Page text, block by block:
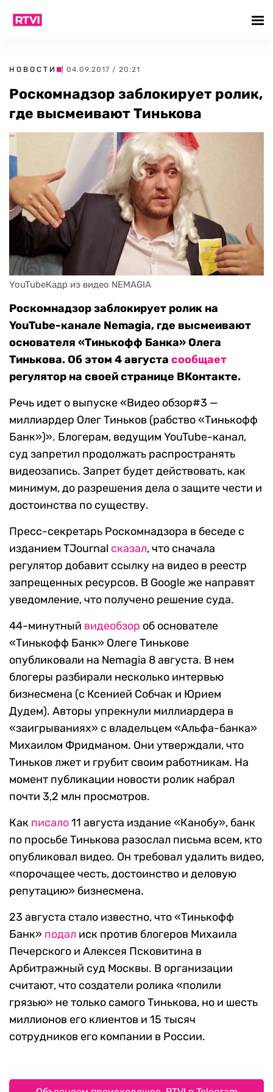
НОВОСТИ | 04.09.2017 / 20:21
Роскомнадзор заблокирует ролик,
где высмеивают Тинькова
YouTubeКадр из видео NEMAGIA
Роскомнадзор заблокирует ролик на
YouTube-канале Nemagia, где высмеивают
основателя «Тинькофф Банка» Олега
Тинькова. Об этом 4 августа сообщает
регулятор на своей странице ВКонтакте.
Речь идет о выпуске «Видео обзор#3 —
миллиардер Олег Тиньков (рабство «Тинькофф
Банк»)». Блогерам, ведущим YouTube-канал,
суд запретил продолжать распространять
видеозапись. Запрет будет действовать, как
минимум, до разрешения дела о защите чести и
достоинства по существу.
Пресс-секретарь Роскомнадзора в беседе с
изданием TJournal сказал, что сначала
регулятор добавит ссылку на видео в реестр
запрещенных ресурсов. В Google же направят
уведомление, что получено решение суда.
44-минутный видеобзор об основателе
«Тинькофф Банк» Олеге Тинькове
опубликовали на Nemagia 8 августа. В нем
блогеры разбирали несколько интервью
бизнесмена (с Ксенией Собчак и Юрием
Дудем). Авторы упрекнули миллиардера в
«заигрываниях» с владельцем «Альфа-банка»
Михаилом Фридманом. Они утверждали, что
Тиньков лжет и грубит своим работникам. На
момент публикации новости ролик набрал
почти 3,2 млн просмотров.
Как писало11 августа издание «Канобу», банк
по просьбе Тинькова разослал письма всем, кто
опубликовал видео. Он требовал удалить видео,
«порочащее честь, достоинство и деловую
репутацию» бизнесмена.
23 августа стало известно, что «Тинькофф
Банк» подал иск против блогеров Михаила
Печерского и Алексея Псковитина в
Арбитражный суд Москвы. В организации
считают, что создатели ролика «полили
грязью» не только самого Тинькова, но и шесть
миллионов его клиентов и 15 тысяч
сотрудников его компании в России.